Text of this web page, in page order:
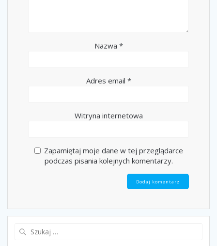
Nazwa *
Adres email *
Witryna internetowa
Zapamiętaj moje dane w tej przeglądarce
podczas pisania kolejnych komentarzy.